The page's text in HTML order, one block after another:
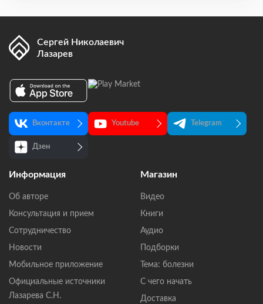
Сергей Николаевич
Лазарев
Вконтакте Youtube Telegram
Дзен
Информация
Об авторе
Консультация и прием
Сотрудничество
Новости
Мобильное приложение
Официальные источники
Лазарева С.Н.
Магазин
Видео
Книги
Аудио
Подборки
Тема: болезни
С чего начать
Доставка